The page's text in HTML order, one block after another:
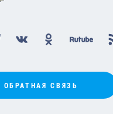
ОБРАТНАЯ СВЯЗЬ